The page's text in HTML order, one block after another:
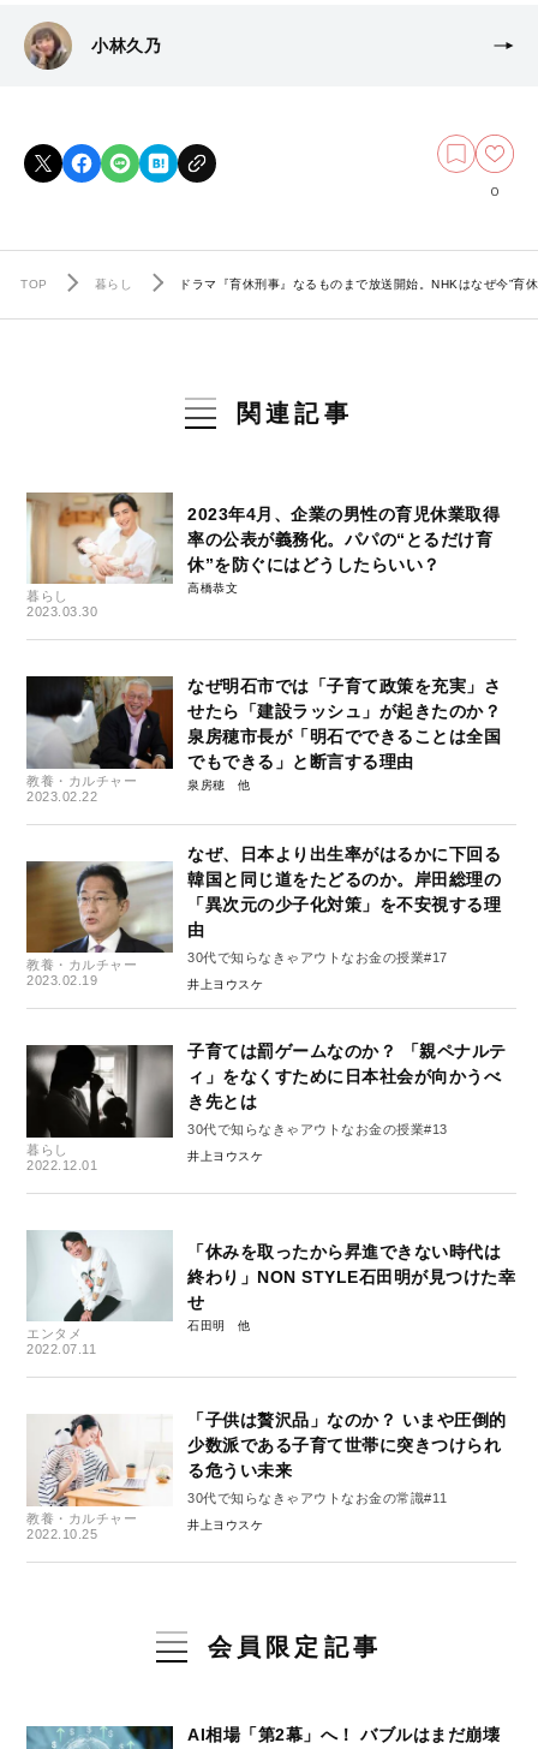
小林久乃
0
TOP 暮らし ドラマ『育休刑事』なるものまで放送開始。NHKはなぜ今”育
関連記事
暮らし
2023.03.30
2023年4月、企業の男性の育児休業取得
率の公表が義務化。パパの“とるだけ育
休”を防ぐにはどうしたらいい？
高橋恭文
教養・カルチャー
2023.02.22
なぜ明石市では「子育て政策を充実」さ
せたら「建設ラッシュ」が起きたのか？
泉房穂市長が「明石でできることは全国
でもできる」と断言する理由
泉房穂
教養・カルチャー
2023.02.19
なぜ、日本より出生率がはるかに下回る
韓国と同じ道をたどるのか。岸田総理の
「異次元の少子化対策」を不安視する理
由
30代で知らなきゃアウトなお金の授業#17
井上ヨウスケ
暮らし
2022.12.01
子育ては罰ゲームなのか？ 「親ペナルテ
ィ」をなくすために日本社会が向かうべ
き先とは
30代で知らなきゃアウトなお金の授業#13
井上ヨウスケ
エンタメ
2022.07.11
「休みを取ったから昇進できない時代は
終わり」NON STYLE石田明が見つけた幸
せ
石田明
教養・カルチャー
2022.10.25
「子供は贅沢品」なのか？ いまや圧倒的
少数派である子育て世帯に突きつけられ
る危うい未来
30代で知らなきゃアウトなお金の常識#11
井上ヨウスケ
会員限定記事
AI相場「第2幕」へ！ バブルはまだ崩壊